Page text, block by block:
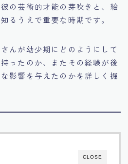
の芸術的才能の芽吹きと、絵
るうえで重要な時期です。
んが幼少期にどのようにして
ったのか、またその経験が後
影響を与えたのかを詳しく掘
CLOSE